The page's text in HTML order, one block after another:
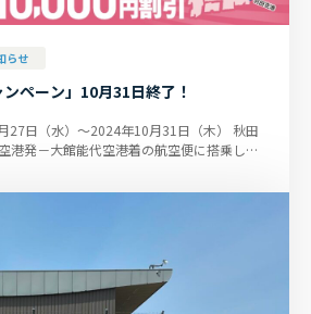
らせ
ンペーン」10月31日終了！
日（水）～2024年10月31日（木） 秋田
港発－大館能代空港着の航空便に搭乗した